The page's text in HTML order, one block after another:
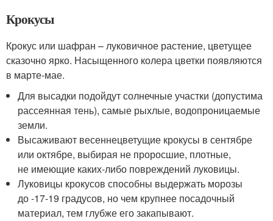
Крокусы
Крокус или шафран – луковичное растение, цветущее
сказочно ярко. Насыщенного колера цветки появляются
в марте-мае.
Для высадки подойдут солнечные участки (допустима
рассеянная тень), самые рыхлые, водопроницаемые
земли.
Высаживают весеннецветущие крокусы в сентябре
или октябре, выбирая не проросшие, плотные,
не имеющие каких-либо повреждений луковицы.
Луковицы крокусов способны выдержать морозы
до -17-19 градусов, но чем крупнее посадочный
материал, тем глубже его закапывают.